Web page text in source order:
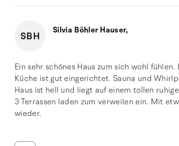
SBH Silvia Böhler Hauser,
Ein sehr schönes Haus zum sich wohl
Küche ist gut eingerichtet. Sauna und
Haus ist hell und liegt auf einem tollen
3 Terrassen laden zum verweilen ein. Mit
wieder.